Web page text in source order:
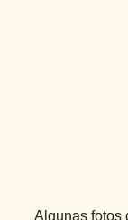
Algunas fotos